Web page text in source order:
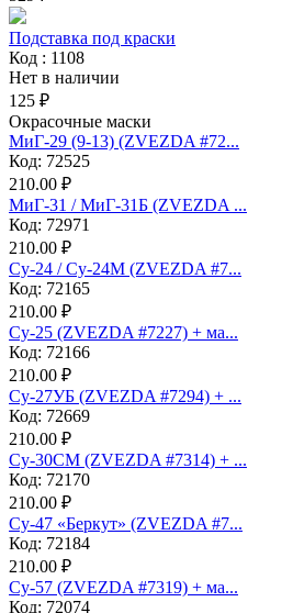
Подставка под краски
Код : 1108
Нет в наличии
125 ₽
Окрасочные маски
МиГ-29 (9-13) (ZVEZDA #72...
Код: 72525
210.00 ₽
МиГ-31 / МиГ-31Б (ZVEZDA ...
Код: 72971
210.00 ₽
Су-24 / Су-24М (ZVEZDA #7...
Код: 72165
210.00 ₽
Су-25 (ZVEZDA #7227) + ма...
Код: 72166
210.00 ₽
Су-27УБ (ZVEZDA #7294) + ...
Код: 72669
210.00 ₽
Су-30СМ (ZVEZDA #7314) + ...
Код: 72170
210.00 ₽
Су-47 «Беркут» (ZVEZDA #7...
Код: 72184
210.00 ₽
Су-57 (ZVEZDA #7319) + ма...
Код: 72074